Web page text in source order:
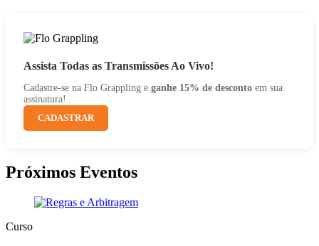
Assista Todas as Transmissões Ao Vivo!
Cadastre-se na Flo Grappling e ganhe 15% de desconto em sua
assinatura!
CADASTRAR
Próximos Eventos
Curso